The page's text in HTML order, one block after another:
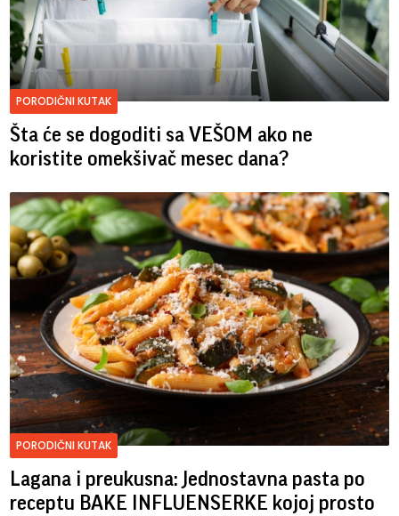
PORODIČNI KUTAK
Šta će se dogoditi sa VEŠOM ako ne
koristite omekšivač mesec dana?
PORODIČNI KUTAK
Lagana i preukusna: Jednostavna pasta po
receptu BAKE INFLUENSERKE kojoj prosto